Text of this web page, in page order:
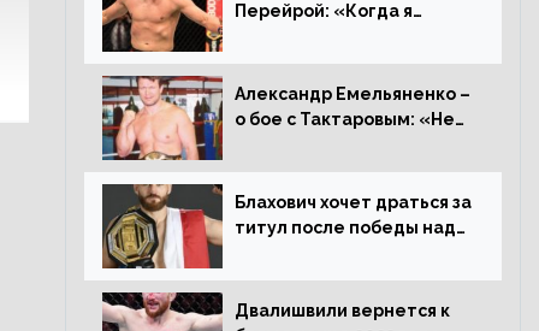
Перейрой: «Когда я
93 кг, захотел драться с
ним»
Александр Емельяненко –
о бое с Тактаровым: «Нет,
Блахович хочет драться за
титул после победы над
счастлив увезти пояс в
Польшу»
Двалишвили вернется к